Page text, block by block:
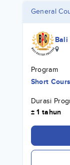
General
Bali
Program
Short
Durasi
± 1 tahun